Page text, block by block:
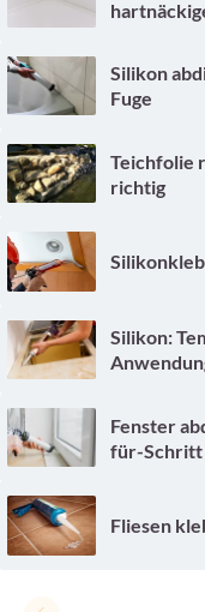
Silikon
Fuge
Teichfolie
richtig
Silikon:
Fenster
für-Schritt
Fliesen